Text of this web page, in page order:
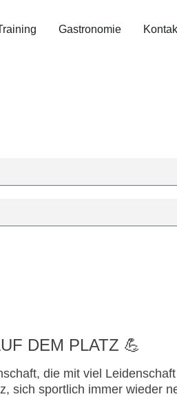
Gastronomie
DEM PLATZ 💪
die mit viel
sich sportlich immer wieder